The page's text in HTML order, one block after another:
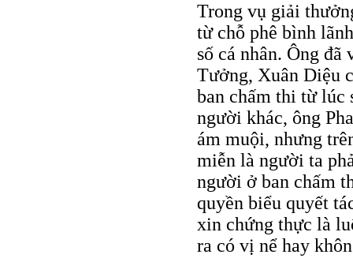
Trong vụ giải
từ chỗ phê bình
số cá nhân. Ông
Tưởng, Xuân Diệu
ban chấm thi từ lúc
người khác, ông
ám muội, nhưng
miễn là người ta
người ở ban chấm
quyền biểu quyết
xin chứng thực là
ra có vị nể hay